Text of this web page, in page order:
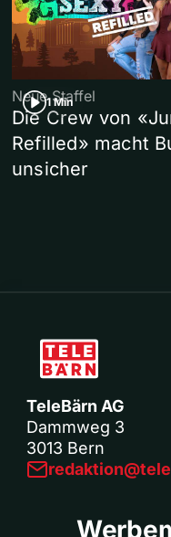
1 Min
Neue Staffel
Die Crew von
Refilled» macht
unsicher
TeleBärn AG
Dammweg 3
3013 Bern